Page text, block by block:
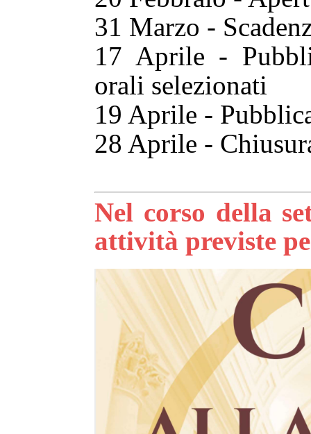
31 Marzo -
17 Aprile -
orali selezionati
19 Aprile -
28 Aprile -
Nel corso della
attività previste